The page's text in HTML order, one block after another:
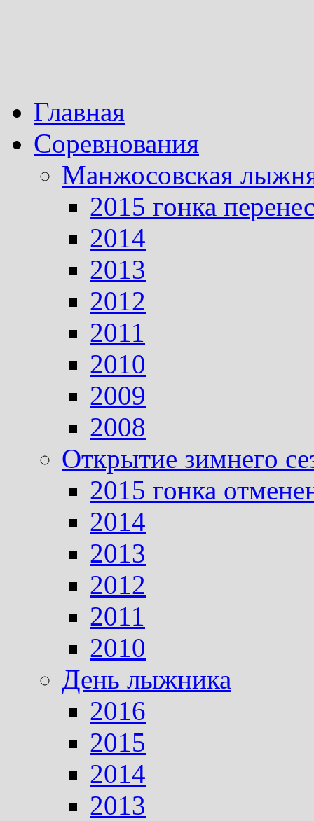
Главная
Соревнования
Манжосовская
2015 гонка
2014
2013
2012
2011
2010
2009
2008
Открытие зимнего
2015 гонка
2014
2013
2012
2011
2010
День лыжника
2016
2015
2014
2013